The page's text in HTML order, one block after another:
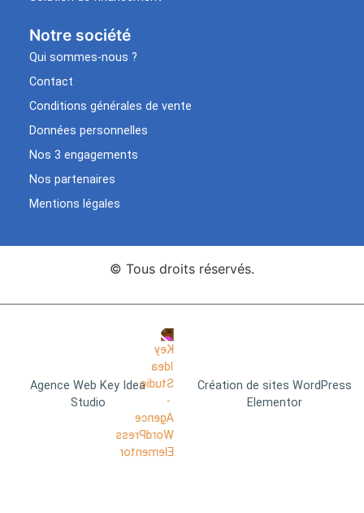
Notre société
Qui sommes-nous ?
Contact
Conditions générales de vente
Données personnelles
Nos 3 engagements
Nos partenaires
Mentions légales
© Tous droits réservés.
Agence Web Key Idea
Studio
Création de sites WordPress
Elementor